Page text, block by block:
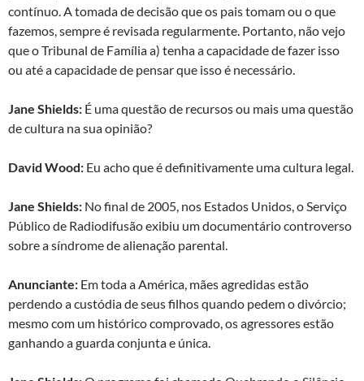
contínuo. A tomada de decisão que os pais tomam ou o que
fazemos, sempre é revisada regularmente. Portanto, não vejo
que o Tribunal de Família a) tenha a capacidade de fazer isso
ou até a capacidade de pensar que isso é necessário.
Jane Shields: É uma questão de recursos ou mais uma questão
de cultura na sua opinião?
David Wood: Eu acho que é definitivamente uma cultura legal.
Jane Shields: No final de 2005, nos Estados Unidos, o Serviço
Público de Radiodifusão exibiu um documentário controverso
sobre a síndrome de alienação parental.
Anunciante: Em toda a América, mães agredidas estão
perdendo a custódia de seus filhos quando pedem o divórcio;
mesmo com um histórico comprovado, os agressores estão
ganhando a guarda conjunta e única.